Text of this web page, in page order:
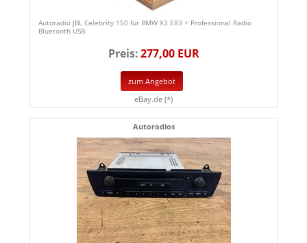
Autoradio JBL Celebrity 150 für BMW X3 E83 + Professional Radio
Bluetooth USB
Preis:277,00 EUR
zum Angebot
eBay.de (*)
Autoradios